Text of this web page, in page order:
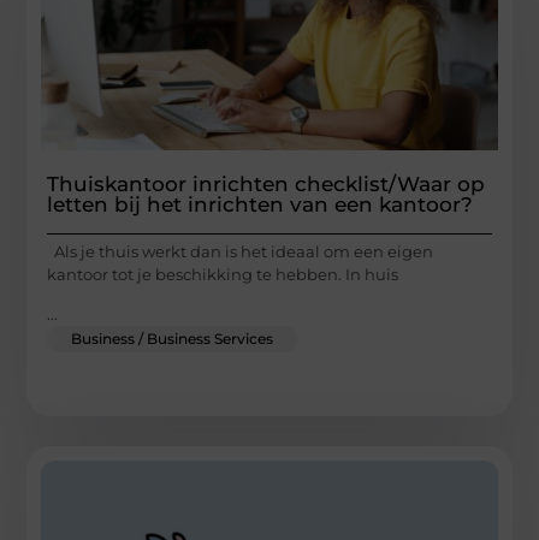
Thuiskantoor inrichten checklist/Waar op
letten bij het inrichten van een kantoor?
Als je thuis werkt dan is het ideaal om een eigen
kantoor tot je beschikking te hebben. In huis
...
Business / Business Services